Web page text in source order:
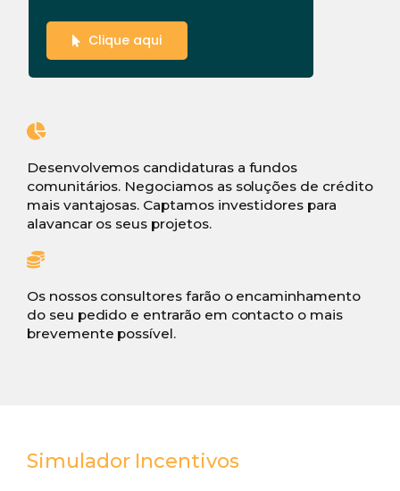
Clique aqui
Desenvolvemos candidaturas a fundos
comunitários. Negociamos as soluções de crédito
mais vantajosas. Captamos investidores para
alavancar os seus projetos.
Os nossos consultores farão o encaminhamento
do seu pedido e entrarão em contacto o mais
brevemente possível.
Simulador Incentivos